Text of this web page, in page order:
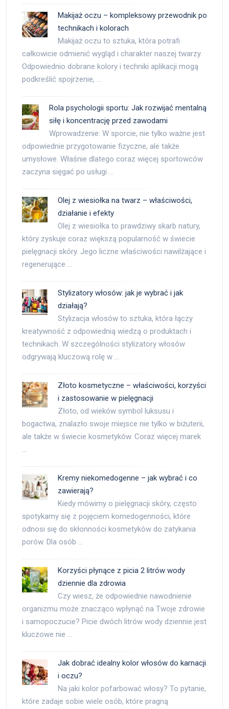
Makijaż oczu – kompleksowy przewodnik po
technikach i kolorach
Makijaż oczu to sztuka, która potrafi
całkowicie odmienić wygląd i charakter naszej twarzy.
Odpowiednio dobrane kolory i techniki aplikacji mogą
podkreślić spojrzenie, …
Rola psychologii sportu: Jak rozwijać mentalną
siłę i koncentrację przed zawodami
Wprowadzenie: W sporcie, nie tylko ważne jest
odpowiednie przygotowanie fizyczne, ale także
umysłowe. Właśnie dlatego coraz więcej sportowców
zaczyna sięgać po usługi …
Olej z wiesiołka na twarz – właściwości,
działanie i efekty
Olej z wiesiołka to prawdziwy skarb natury,
który zyskuje coraz większą popularność w świecie
pielęgnacji skóry. Jego liczne właściwości nawilżające i
regenerujące …
Stylizatory włosów: jak je wybrać i jak
działają?
Stylizacja włosów to sztuka, która łączy
kreatywność z odpowiednią wiedzą o produktach i
technikach. W szczególności stylizatory włosów
odgrywają kluczową rolę w …
Złoto kosmetyczne – właściwości, korzyści
i zastosowanie w pielęgnacji
Złoto, od wieków symbol luksusu i
bogactwa, znalazło swoje miejsce nie tylko w biżuterii,
ale także w świecie kosmetyków. Coraz więcej marek
…
Kremy niekomedogenne – jak wybrać i co
zawierają?
Kiedy mówimy o pielęgnacji skóry, często
spotykamy się z pojęciem komedogenności, które
odnosi się do skłonności kosmetyków do zatykania
porów. Dla osób …
Korzyści płynące z picia 2 litrów wody
dziennie dla zdrowia
Czy wiesz, że odpowiednie nawodnienie
organizmu może znacząco wpłynąć na Twoje zdrowie
i samopoczucie? Picie dwóch litrów wody dziennie jest
kluczowe nie …
Jak dobrać idealny kolor włosów do karnacji
i oczu?
Na jaki kolor pofarbować włosy? To pytanie,
które zadaje sobie wiele osób, które pragną